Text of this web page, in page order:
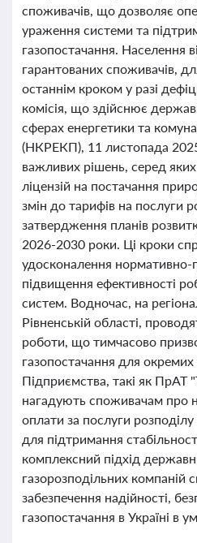
споживачів, що дозволяє
ураження системи та
газопостачання. Населення
гарантованих споживачів,
останнім кроком у разі
комісія, що здійснює
сферах енергетики та
(НКРЕКП), 11 листопада
важливих рішень, серед
ліцензій на постачання
змін до тарифів на послуги
затвердження планів
2026-2030 роки. Ці кроки
удосконалення нормативно-
підвищення ефективності
систем. Водночас, на
Рівненській області,
роботи, що тимчасово
газопостачання для окремих
Підприємства, такі як ПрАТ
нагадують споживачам про
оплати за послуги
для підтримання
комплексний підхід
газорозподільних компаній
забезпечення надійності,
газопостачання в Україні в